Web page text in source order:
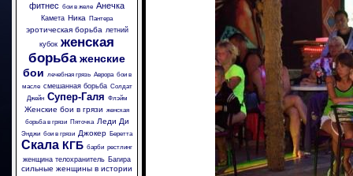
фитнес бои в желе Анечка
Камета Ника Пантера
эротическая борьба летний
кубок женская
борьба женские
бои лечебная грязь Аврора бои в
масле смешанная борьба Солдат
Джейн Супер-Галя Флэйм
Женские бои в грязи женская
борьба в грязи
Пяточка Леди Ди
Энджи бои в грязи Джокер Беретта
Скала КГБ барби рестлинг
женщина телохранитель Багира
сильные женщины в истории